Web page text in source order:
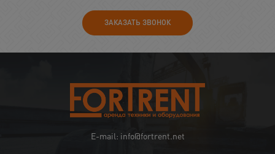
ЗАКАЗАТЬ ЗВОНОК
E-mail: info@fortrent.net